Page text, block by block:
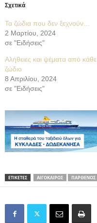
Σχετικά
Τα ζώδια που δεν ξεχνούν…
2 Μαρτίου, 2024
σε "Ειδήσεις"
Αλήθειες και ψέματα από κάθε
ζώδιο
8 Απριλίου, 2024
σε "Ειδήσεις"
ΕΤΙΚΕΤΕΣ ΑΙΓΟΚΑΙΡΟΣ ΠΑΡΘΕΝΟΣ